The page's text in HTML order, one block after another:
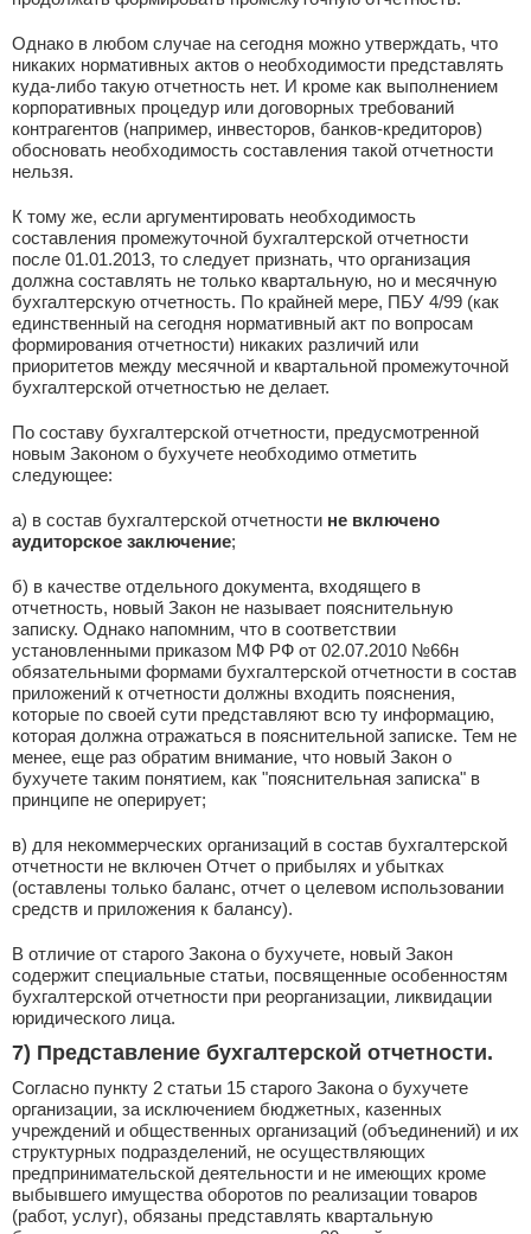
Однако в любом случае на сегодня можно утверждать, что
никаких нормативных актов о необходимости представлять
куда-либо такую отчетность нет. И кроме как выполнением
корпоративных процедур или договорных требований
контрагентов (например, инвесторов, банков-кредиторов)
обосновать необходимость составления такой отчетности
нельзя.
К тому же, если аргументировать необходимость
составления промежуточной бухгалтерской отчетности
после 01.01.2013, то следует признать, что организация
должна составлять не только квартальную, но и месячную
бухгалтерскую отчетность. По крайней мере, ПБУ 4/99 (как
единственный на сегодня нормативный акт по вопросам
формирования отчетности) никаких различий или
приоритетов между месячной и квартальной промежуточной
бухгалтерской отчетностью не делает.
По составу бухгалтерской отчетности, предусмотренной
новым Законом о бухучете необходимо отметить
следующее:
а) в состав бухгалтерской отчетности не включено
аудиторское заключение;
б) в качестве отдельного документа, входящего в
отчетность, новый Закон не называет пояснительную
записку. Однако напомним, что в соответствии
установленными приказом МФ РФ от 02.07.2010 №66н
обязательными формами бухгалтерской отчетности в состав
приложений к отчетности должны входить пояснения,
которые по своей сути представляют всю ту информацию,
которая должна отражаться в пояснительной записке. Тем не
менее, еще раз обратим внимание, что новый Закон о
бухучете таким понятием, как "пояснительная записка" в
принципе не оперирует;
в) для некоммерческих организаций в состав бухгалтерской
отчетности не включен Отчет о прибылях и убытках
(оставлены только баланс, отчет о целевом использовании
средств и приложения к балансу).
В отличие от старого Закона о бухучете, новый Закон
содержит специальные статьи, посвященные особенностям
бухгалтерской отчетности при реорганизации, ликвидации
юридического лица.
7) Представление бухгалтерской отчетности.
Согласно пункту 2 статьи 15 старого Закона о бухучете
организации, за исключением бюджетных, казенных
учреждений и общественных организаций (объединений) и их
структурных подразделений, не осуществляющих
предпринимательской деятельности и не имеющих кроме
выбывшего имущества оборотов по реализации товаров
(работ, услуг), обязаны представлять квартальную